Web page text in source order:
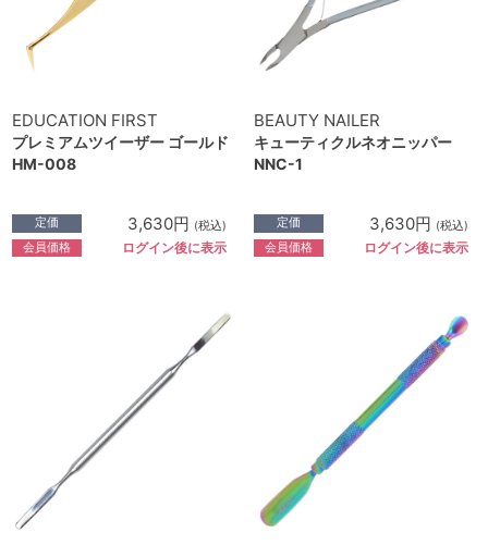
EDUCATION FIRST
プレミアムツイーザー ゴールド
HM-008
定価 3,630円 (税込)
会員価格 ログイン後に表示
BEAUTY NAILER
キューティクルネオニッパー
NNC-1
定価 3,630円 (税込)
会員価格 ログイン後に表示